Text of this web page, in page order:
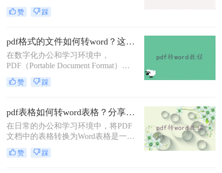
而被广泛应用于文档分享和保存。然
而，在某些情况下，我们可能需要将
Word的文档格式），以便进行编辑、
修改或进一步处理。那么如何把pdf转
化为docx呢？本文将介绍几种将PDF
转化为DOCX的方法，帮助用户根据
自己的需求选择合适的方式。
赞 踩
pdf格式的文件如何转word？这4种方法帮你轻松转换！
在数字化办公和学习环境中，
PDF（Portable Document Format）因
其跨平台兼容性和保持文档原貌的能
力而广受欢迎。然而，有时我们需要
其转换为Word格式就变得尤为重要。
那么pdf格式的文件如何转word​呢？本
文将详细介绍几种将PDF文件转换为
Word文档的方法，并探讨各自的优缺
点及适用场景。
赞 踩
pdf表格如何转word表格？分享四种有用且简单的转换方法
在日常的办公和学习环境中，将PDF
文档中的表格转换为Word表格是一项
常见且重要的任务。PDF（Portable
Document Format）因其格式固定、不
赞 踩